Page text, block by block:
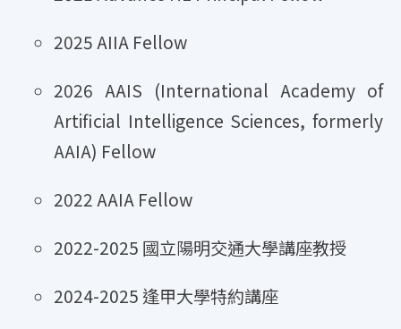
2025 AIIA Fellow
2026 AAIS (International Academy of
Artificial Intelligence Sciences, formerly
AAIA) Fellow
2022 AAIA Fellow
2022-2025 國立陽明交通大學講座教授
2024-2025 逢甲大學特約講座